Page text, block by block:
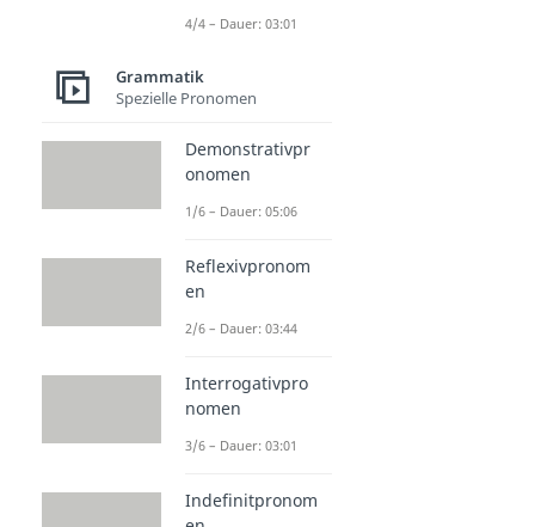
4/4 – Dauer: 03:01
Grammatik
Spezielle Pronomen
Demonstrativpr
onomen
1/6 – Dauer: 05:06
Reflexivpronom
en
2/6 – Dauer: 03:44
Interrogativpro
nomen
3/6 – Dauer: 03:01
Indefinitpronom